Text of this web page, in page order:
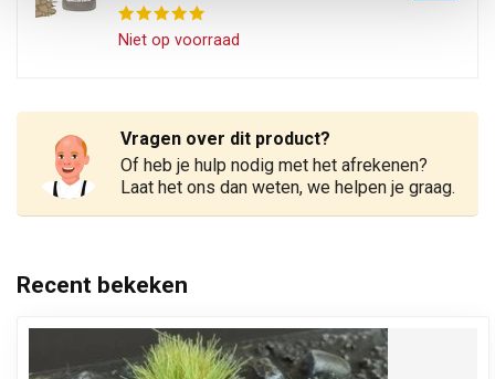
Niet op voorraad
Vragen over dit product?
Of heb je hulp nodig met het afrekenen?
Laat het ons dan weten, we helpen je graag.
Recent bekeken